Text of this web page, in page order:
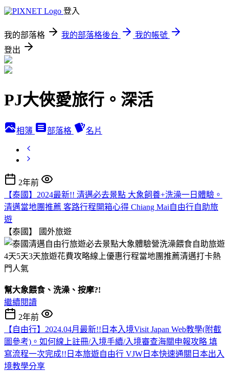
登入
我的部落格 我的部落格後台
我的帳號
登出
PJ大俠愛旅行。深活
相簿 部落格 名片
2年前
【泰國】2024最新!! 清邁必去景點 大象飼養+洗澡一日體驗。
清邁當地團推薦 客路行程開箱心得 Chiang Mai自由行自助旅
遊
【泰國】
國外旅遊
幫大象餵食、洗澡、按摩?!
繼續閱讀
2年前
【自由行】2024.04月最新!!日本入境Visit Japan Web教學(附截
圖參考)。如何線上註冊/入境手續/入境審查海關申報攻略 填
寫流程一次完成!!日本旅遊自由行 VJW日本快速通關日本出入
境教學分享